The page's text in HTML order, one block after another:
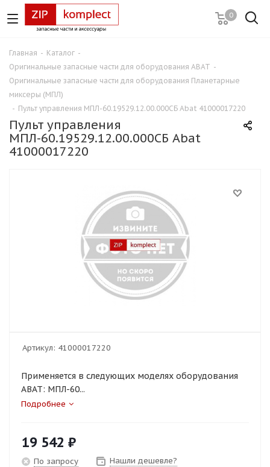
0
Главная - Каталог -
Оригинальные запасные части для оборудования ABAT -
Оригинальные запасные части для оборудования Планетарные
миксеры (МПЛ)
- Пульт управления МПЛ-60.19529.12.00.000СБ Abat 41000017220
Пульт управления
МПЛ-60.19529.12.00.000СБ Abat
41000017220
Артикул: 41000017220
Применяется в следующих моделях оборудования
ABAT: МПЛ-60...
Подробнее
19 542 ₽
По запросу Нашли дешевле?